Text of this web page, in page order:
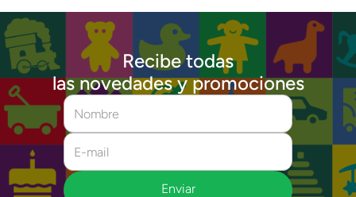
Recibe todas
las novedades y promociones
Enviar